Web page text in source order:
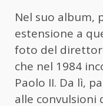
Nel suo album,
estensione a
foto del
che nel 1984
Paolo II. Da lì,
alle convulsioni